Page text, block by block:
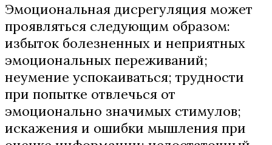
Эмоциональная дисрегуляция может
проявляться следующим образом:
избыток болезненных и неприятных
эмоциональных переживаний;
неумение успокаиваться; трудности
при попытке отвлечься от
эмоционально значимых стимулов;
искажения и ошибки мышления при